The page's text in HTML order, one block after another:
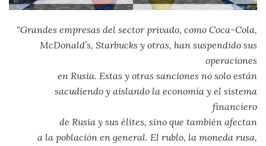
“Grandes empresas del sector privado, como Coca-Cola,
McDonald’s, Starbucks y otras, han suspendido sus
operaciones
en Rusia. Estas y otras sanciones no solo están
sacudiendo y aislando la economía y el sistema
financiero
de Rusia y sus élites, sino que también afectan
a la población en general. El rublo, la moneda rusa,